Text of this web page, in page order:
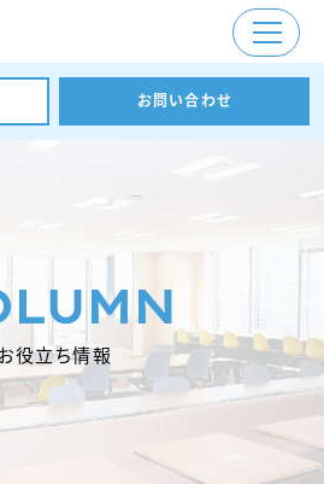
お問い合わせ
役立ち情報